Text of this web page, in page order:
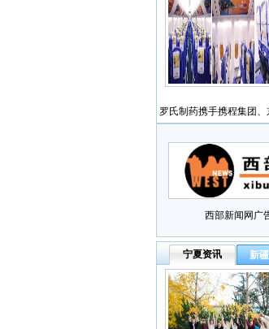
罗氏制药携手携程集团
西部新闻网广
宁夏资讯 新